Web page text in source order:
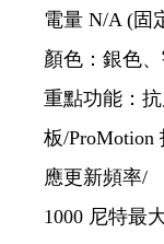
電量 N/A (固
顏色：銀色
重點功能：
板/ProMotion
應更新頻率/
1000 尼特最